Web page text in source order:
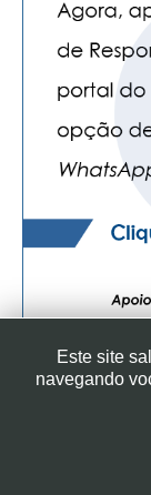
SINDICATO
Este site
navegando